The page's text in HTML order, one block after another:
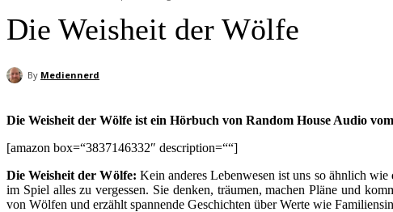
Die Weisheit der Wölfe
By Mediennerd
Die Weisheit der Wölfe ist ein Hörbuch von Random House Audio
[amazon box=“3837146332″ description=““]
Die Weisheit der Wölfe: Kein anderes Lebenwesen ist uns so ähnlich
im Spiel alles zu vergessen. Sie denken, träumen, machen Pläne und
von Wölfen und erzählt spannende Geschichten über Werte wie